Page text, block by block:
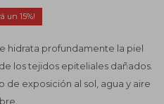
15
hidrata profundamente la piel
los tejidos epiteliales dañados.
de exposición al sol, agua y aire